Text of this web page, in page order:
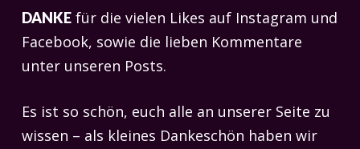
DANKEfür die vielen Likes auf Instagram und
Facebook, sowie die lieben Kommentare
unter unseren Posts.
Es ist so schön, euch alle an unserer Seite zu
wissen – als kleines Dankeschön haben wir